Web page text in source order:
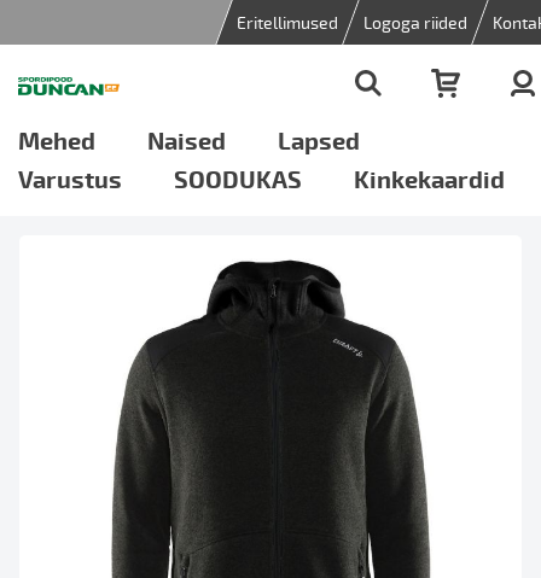
Eritellimused Logoga riided
Mehed Naised
Lapsed
Varustus
SOODUKAS Kinkekaardid